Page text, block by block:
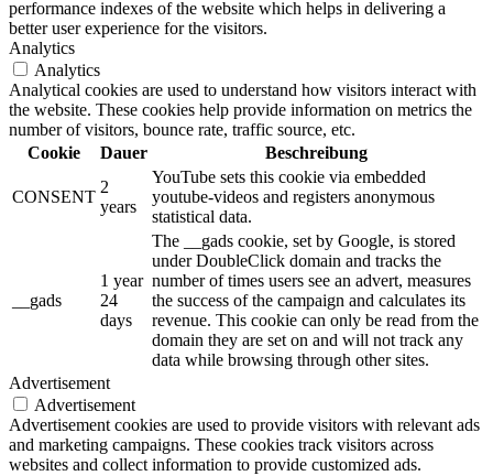
performance indexes of the website which helps in delivering a
better user experience for the visitors.
Analytics
Analytics
Analytical cookies are used to understand how visitors interact with
the website. These cookies help provide information on metrics the
number of visitors, bounce rate, traffic source, etc.
Cookie
Dauer Beschreibung
CONSENT
2
years
YouTube sets this cookie via embedded
youtube-videos and registers anonymous
statistical data.
__gads
1 year
24
days
The __gads cookie, set by Google, is stored
under DoubleClick domain and tracks the
number of times users see an advert, measures
the success of the campaign and calculates its
revenue. This cookie can only be read from the
domain they are set on and will not track any
data while browsing through other sites.
Advertisement
Advertisement
Advertisement cookies are used to provide visitors with relevant ads
and marketing campaigns. These cookies track visitors across
websites and collect information to provide customized ads.